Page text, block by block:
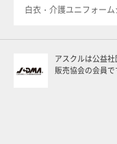
白衣・介護ユニフォー
アスクルは公益
販売協会の会員で